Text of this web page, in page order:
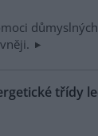
třídy